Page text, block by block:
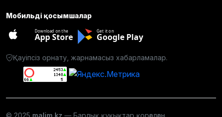
Мобильді қосымшалар
Download on the
App Store
Get it on
Google Play
Қауіпсіз орнату, жарнамасыз хабарламалар.
© 2025 malim.kz — Барлық құқықтар қорғалған.